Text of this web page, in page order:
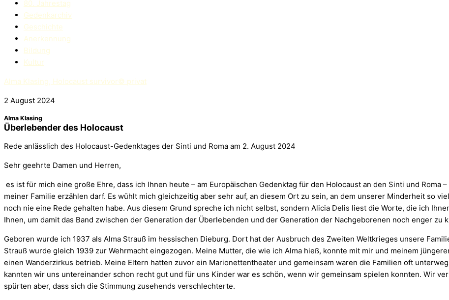
80. Jahrestag
Gedenkarchiv
Geschichte
Anerkennung
Bildung
Kultur
Alma Klasing, Holocaust survivor© privat
2 August 2024
Alma Klasing
Überlebender des Holocaust
Rede anlässlich des Holocaust-Gedenktages der Sinti und Roma am 2. August 2024
Sehr geehrte Damen und Herren,
es ist für mich eine große Ehre, dass ich Ihnen heute – am Europäischen Gedenktag für den Holocaust an den Sinti und
meiner Familie erzählen darf. Es wühlt mich gleichzeitig aber sehr auf, an diesem Ort zu sein, an dem unserer Minderheit so
noch nie eine Rede gehalten habe. Aus diesem Grund spreche ich nicht selbst, sondern Alicia Delis liest die Worte, die ich
Ihnen, um damit das Band zwischen der Generation der Überlebenden und der Generation der Nachgeborenen noch enger zu
Geboren wurde ich 1937 als Alma Strauß im hessischen Dieburg. Dort hat der Ausbruch des Zweiten Weltkrieges unsere
Strauß wurde gleich 1939 zur Wehrmacht eingezogen. Meine Mutter, die wie ich Alma hieß, konnte mit mir und meinem
einen Wanderzirkus betrieb. Meine Eltern hatten zuvor ein Marionettentheater und gemeinsam waren die Familien oft
kannten wir uns untereinander schon recht gut und für uns Kinder war es schön, wenn wir gemeinsam spielen konnten. Wir
spürten aber, dass sich die Stimmung zusehends verschlechterte.